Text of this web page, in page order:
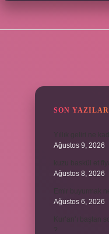
SON YAZILAR
Ağustos 9, 2026
Ağustos 8, 2026
Ağustos 6, 2026